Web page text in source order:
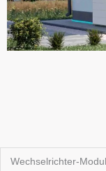
Wechselrichter-Modul